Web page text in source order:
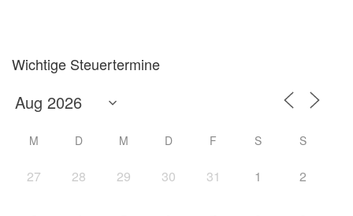
Wichtige Steuertermine
M D M D F S S
27 28 29 30 31 1 2